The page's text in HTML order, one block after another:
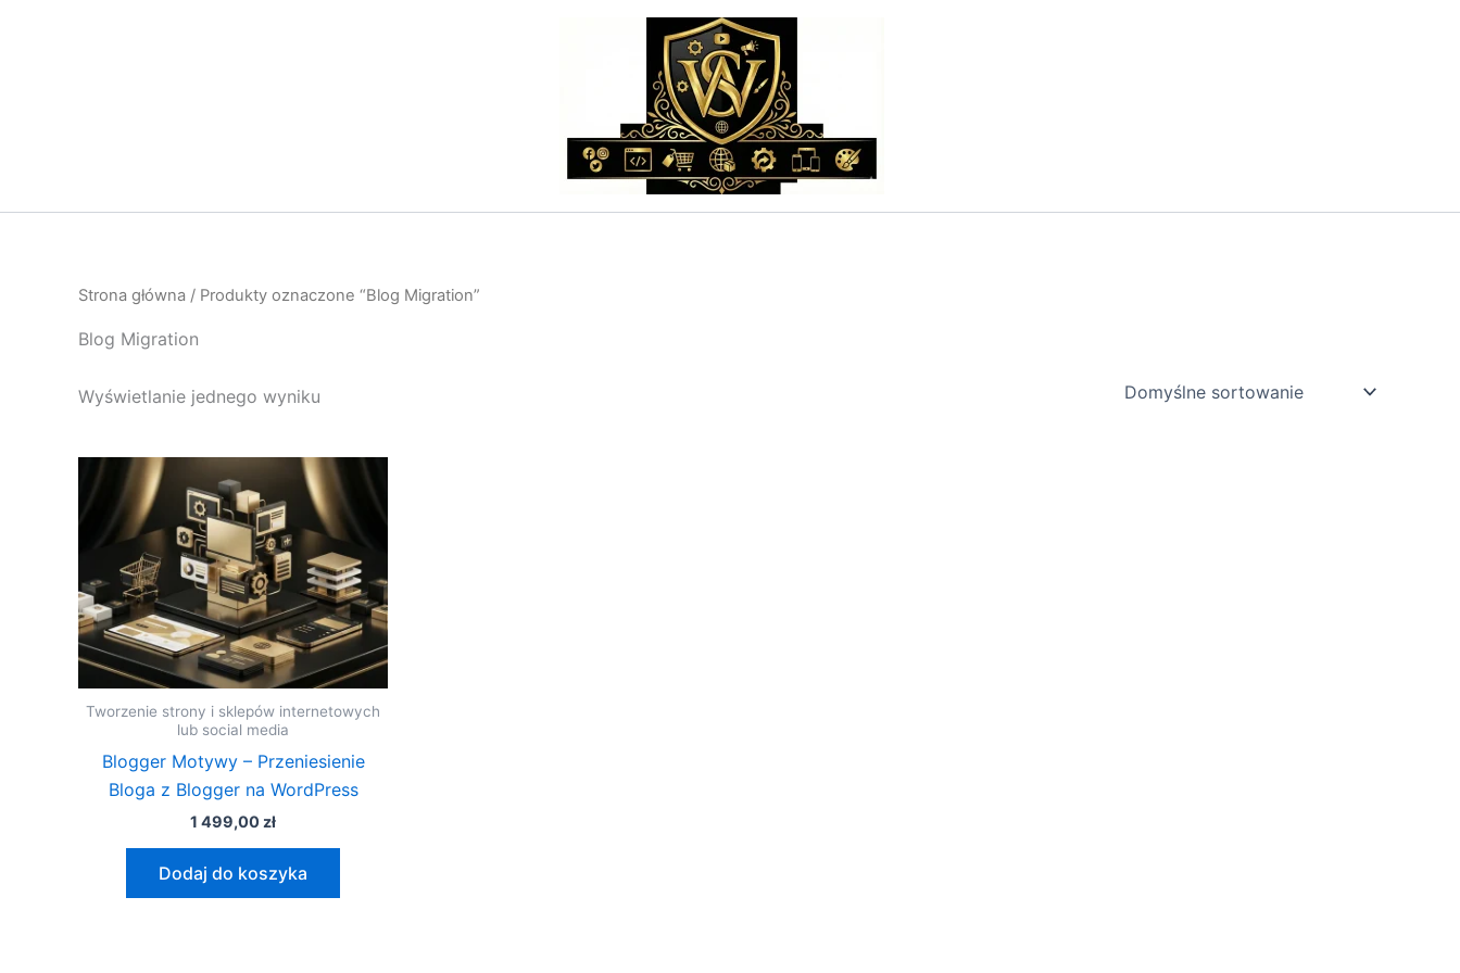
Strona główna / Produkty oznaczone “Blog Migration”
Blog Migration
Wyświetlanie jednego wyniku
Tworzenie strony i sklepów internetowych
lub social media
Blogger Motywy – Przeniesienie
Bloga z Blogger na WordPress
1 499,00 zł
Dodaj do koszyka